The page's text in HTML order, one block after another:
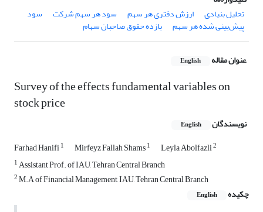
تحلیل بنیادی
ارزش دفتری هر سهم سود هر سهم شرکت سود
پیش‌بینی شده هر سهم بازده حقوق صاحبان سهام
عنوان مقاله English
Survey of the effects fundamental variables on
stock price
نویسندگان English
Farhad Hanifi1 Mirfeyz Fallah Shams1 Leyla Abolfazli2
1Assistant Prof. of IAU, Tehran Central Branch
2M.A of Financial Management, IAU, Tehran Central Branch
چکیده
English